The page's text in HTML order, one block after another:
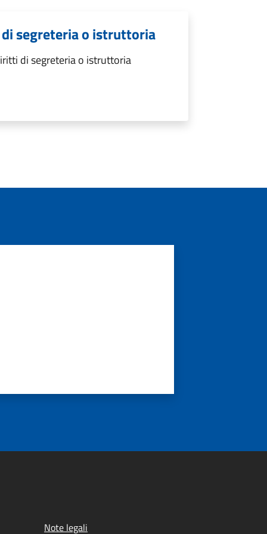
segreteria o istruttoria
di segreteria o istruttoria
Note legali